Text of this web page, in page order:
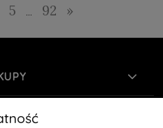
5 ... 92 »